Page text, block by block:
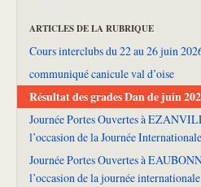
ARTICLES DE LA RUBRIQUE
Cours interclubs du 22 au 26 juin
communiqué canicule val d’oise
Résultat des grades Dan de juin
Journée Portes Ouvertes à
l’occasion de la Journée
Journée Portes Ouvertes à
l’occasion de la journée